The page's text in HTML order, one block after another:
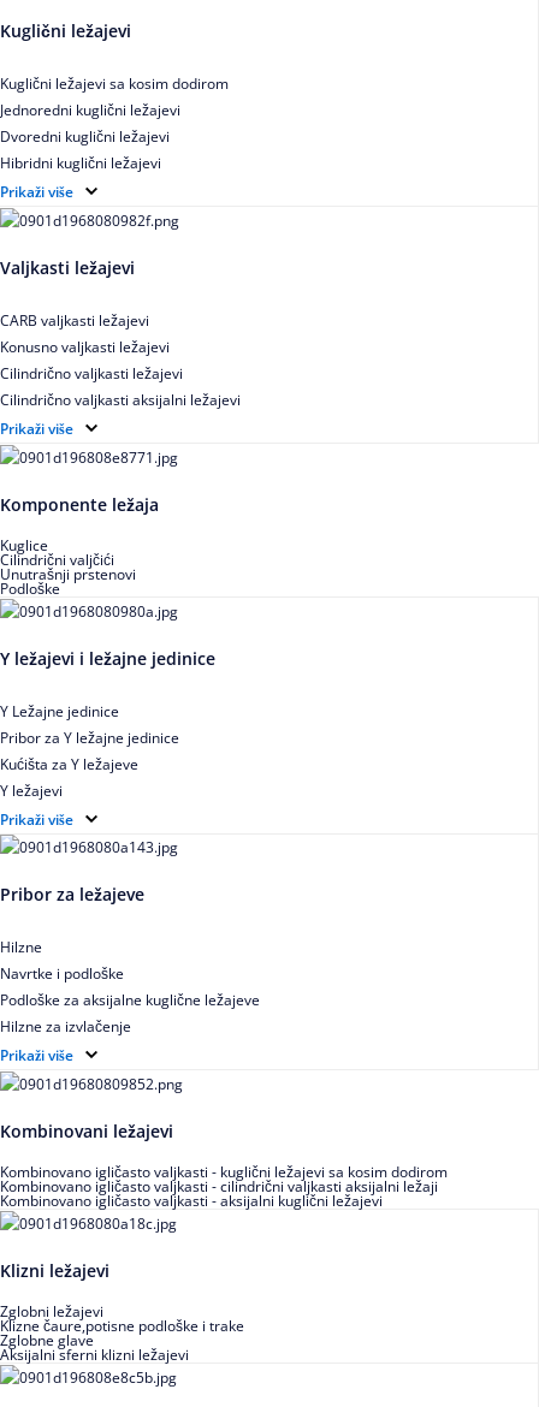
Kuglični ležajevi
Kuglični ležajevi sa kosim dodirom
Jednoredni kuglični ležajevi
Dvoredni kuglični ležajevi
Hibridni kuglični ležajevi
Elektroizolovani kuglični ležajevi
Samopodesivi kuglični ležajevi
Kuglični ležajevi od nerđajućeg čelika
Prikaži više
Valjkasti ležajevi
CARB valjkasti ležajevi
Konusno valjkasti ležajevi
Cilindrično valjkasti ležajevi
Cilindrično valjkasti aksijalni ležajevi
Igličasti ležajevi
Igličasti aksijalni ležajevi
Buričasti zaptiveni ležajevi
Prikaži više
Komponente ležaja
Kuglice
Cilindrični valjčići
Unutrašnji prstenovi
Podloške
Y ležajevi i ležajne jedinice
Y Ležajne jedinice
Pribor za Y ležajne jedinice
Kućišta za Y ležajeve
Y ležajevi
Y Ležajne jedinice za prehrambenu industriju
Ležajne jedinice sa valjkastim ležajevima
Prikaži više
Pribor za ležajeve
Hilzne
Navrtke i podloške
Podloške za aksijalne kuglične ležajeve
Hilzne za izvlačenje
Ugaoni prstenovi za cilindrično valjkaste ležajeve
Prikaži više
Kombinovani ležajevi
Kombinovano igličasto valjkasti - kuglični ležajevi sa kosim dodirom
Kombinovano igličasto valjkasti - cilindrični valjkasti aksijalni ležaji
Kombinovano igličasto valjkasti - aksijalni kuglični ležajevi
Klizni ležajevi
Zglobni ležajevi
Klizne čaure,potisne podloške i trake
Zglobne glave
Aksijalni sferni klizni ležajevi